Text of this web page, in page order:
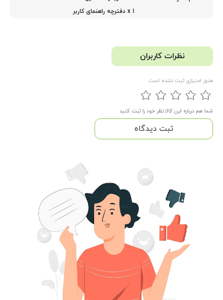
1 x دفترچه راهنمای کاربر
نظرات کاربران
هنوز امتیازی ثبت نشده است
شما هم درباره این کالا نظر خود را ثبت کنید
ثبت دیدگاه